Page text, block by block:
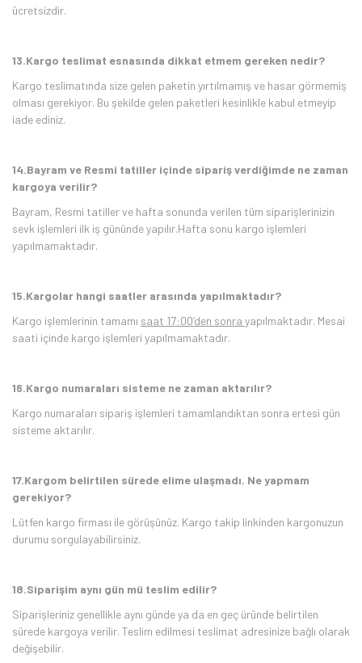
ücretsizdir.
13.Kargo teslimat esnasında dikkat etmem gereken nedir?
Kargo teslimatında size gelen paketin yırtılmamış ve hasar görmemiş
olması gerekiyor. Bu şekilde gelen paketleri kesinlikle kabul etmeyip
iade ediniz.
14.Bayram ve Resmi tatiller içinde sipariş verdiğimde ne zaman
kargoya verilir?
Bayram, Resmi tatiller ve hafta sonunda verilen tüm siparişlerinizin
sevk işlemleri ilk iş gününde yapılır.Hafta sonu kargo işlemleri
yapılmamaktadır.
15.Kargolar hangi saatler arasında yapılmaktadır?
Kargo işlemlerinin tamamı saat 17:00’den sonra yapılmaktadır. Mesai
saati içinde kargo işlemleri yapılmamaktadır.
16.Kargo numaraları sisteme ne zaman aktarılır?
Kargo numaraları sipariş işlemleri tamamlandıktan sonra ertesi gün
sisteme aktarılır.
17.Kargom belirtilen sürede elime ulaşmadı. Ne yapmam
gerekiyor?
Lütfen kargo firması ile görüşünüz. Kargo takip linkinden kargonuzun
durumu sorgulayabilirsiniz.
18.Siparişim aynı gün mü teslim edilir?
Siparişleriniz genellikle aynı günde ya da en geç üründe belirtilen
sürede kargoya verilir. Teslim edilmesi teslimat adresinize bağlı olarak
değişebilir.